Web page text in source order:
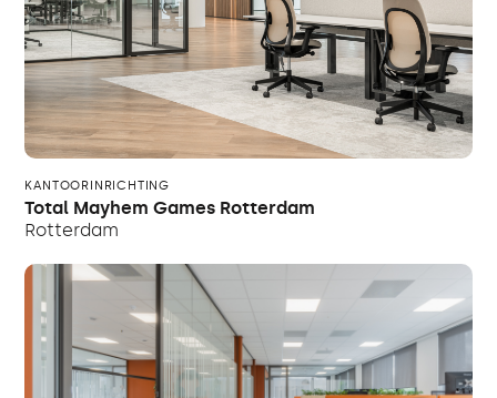
KANTOORINRICHTING
Total Mayhem Games Rotterdam
Rotterdam